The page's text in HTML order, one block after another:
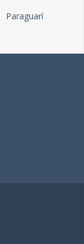
Paraguarí